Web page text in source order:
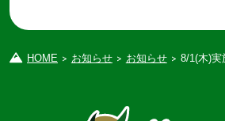
HOME お知らせ お知らせ